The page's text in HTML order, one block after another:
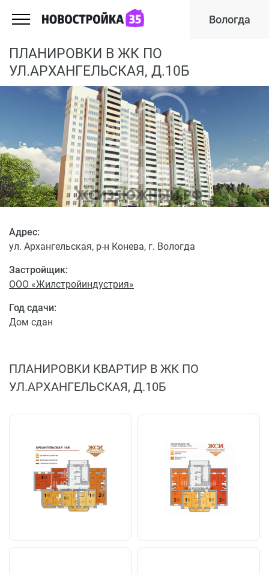
Вологда
ПЛАНИРОВКИ В ЖК ПО
УЛ.АРХАНГЕЛЬСКАЯ, Д.10Б
Застройщик:
ООО «Жилстройиндустрия»
Адрес:
ул. Архангельская, р-н Конева, г. Вологда
Год сдачи:
Дом сдан
ПЛАНИРОВКИ КВАРТИР В ЖК ПО
УЛ.АРХАНГЕЛЬСКАЯ, Д.10Б